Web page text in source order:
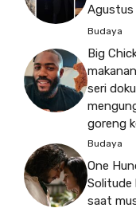
Agustus
Budaya
Big
seri
goreng
Budaya
One
Solitude
saat